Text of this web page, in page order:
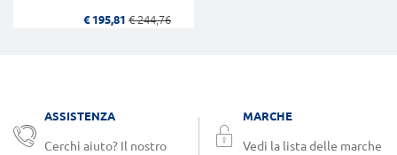
€ 195,81 € 244,76
ASSISTENZA
Cerchi aiuto? Il nostro
MARCHE
Vedi la lista delle marche